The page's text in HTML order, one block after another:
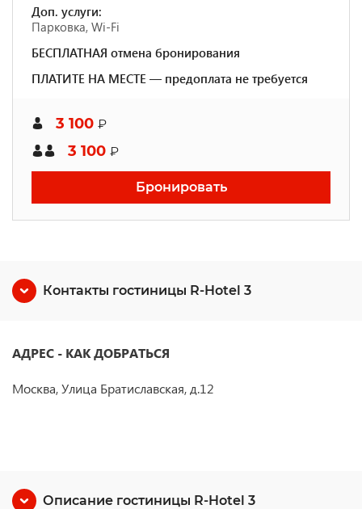
Доп. услуги:
Парковка, Wi-Fi
БЕСПЛАТНАЯ отмена бронирования
ПЛАТИТЕ НА МЕСТЕ — предоплата не требуется
3 100 ₽
3 100 ₽
Бронировать
Контакты гостиницы R-Hotel 3
АДРЕС - КАК ДОБРАТЬСЯ
Москва, Улица Братиславская, д.12
Описание гостиницы R-Hotel 3